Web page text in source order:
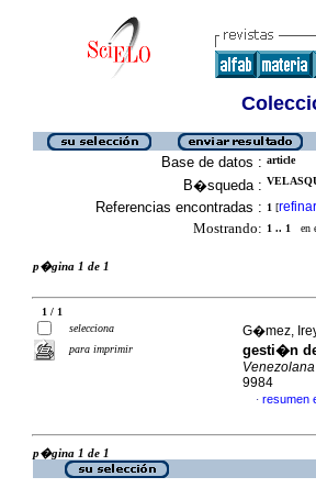
Base de datos : article
B�squeda :
Referencias encontradas : 1 [refinar
Mostrando: 1 .. 1 en
p�gina 1 de 1
1 / 1
selecciona
para imprimir
G�mez,
gesti�n
9984
· resumen
p�gina 1 de 1